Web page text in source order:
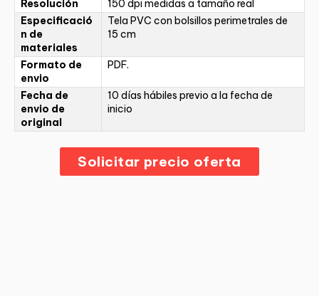
Resolución
150 dpi medidas a tamaño real
Especificació
n de
materiales
Tela PVC con bolsillos perimetrales de
15 cm
Formato de
envio
PDF.
Fecha de
envio de
original
10 días hábiles previo a la fecha de
inicio
Solicitar precio oferta